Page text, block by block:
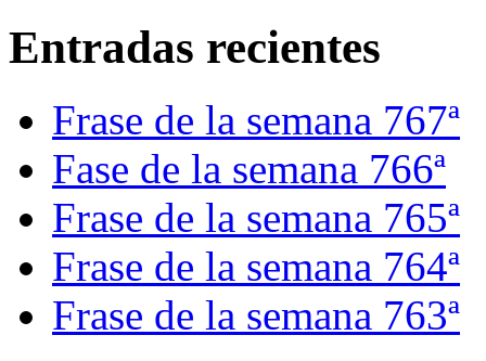
Entradas recientes
Frase de la semana 767ª
Fase de la semana 766ª
Frase de la semana 765ª
Frase de la semana 764ª
Frase de la semana 763ª